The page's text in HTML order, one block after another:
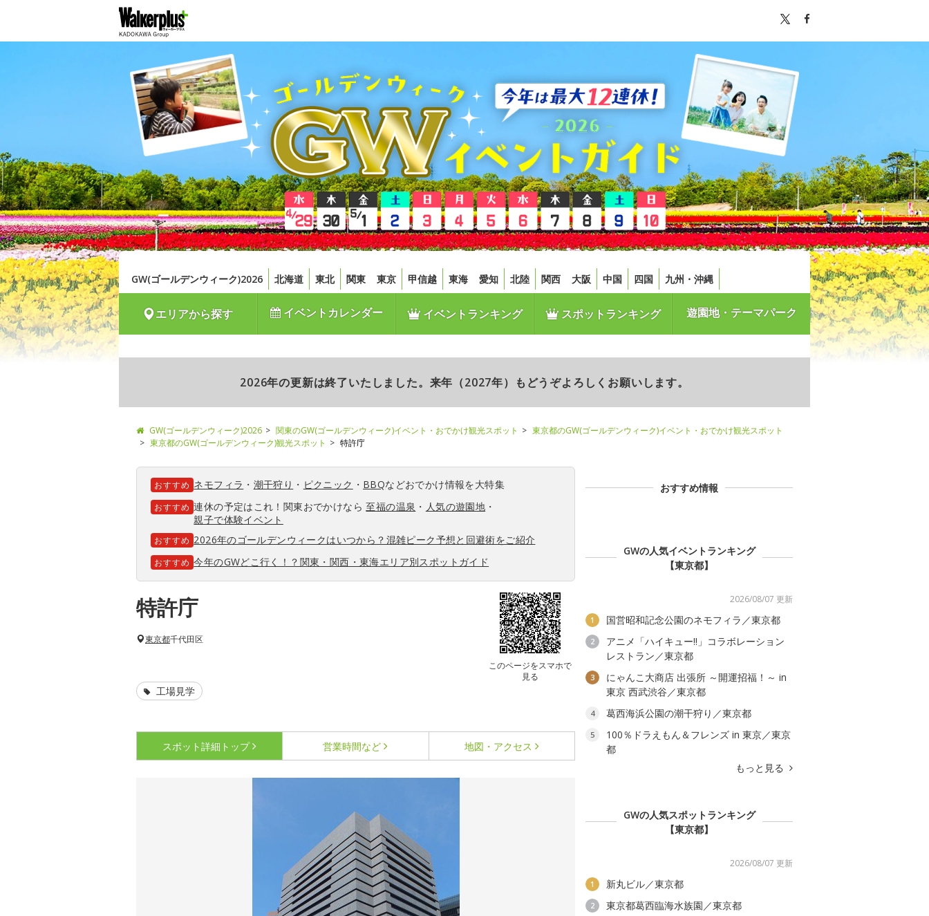
GW(ゴールデンウィーク)2026 北海道 東北 関東 東京 甲信越 東海 愛知 北陸 関西 大阪 中国 四国 九州・沖縄
エリアから探す イベントカレンダー イベントランキング スポットランキング 遊園地・テーマパーク
2026年の更新は終了いたしました。来年（2027年）もどうぞよろしくお願いします。
GW(ゴールデンウィーク)2026 関東のGW(ゴールデンウィーク)イベント・おでかけ観光スポット
東京都のGW(ゴールデンウィーク)イベント・おでかけ観光スポット
東京都のGW(ゴールデンウィーク)観光スポット
特許庁
おすすめ ネモフィラ ・ 潮干狩り ・ ピクニック ・ BBQなどおでかけ情報を大特集
おすすめ 連休の予定はこれ！関東おでかけなら至福の温泉 ・ 人気の遊園地 ・
親子で体験イベント
おすすめ 2026年のゴールデンウィークはいつから？混雑ピーク予想と回避術をご紹介
おすすめ 今年のGWどこ行く！？関東・関西・東海エリア別スポットガイド
特許庁
このページをスマホで
見る
東京都千代田区
工場見学
スポット詳細 トップ 営業時間など 地図・アクセス
おすすめ情報
GWの人気イベントランキング
【東京都】
2026/08/07 更新
1 国営昭和記念公園のネモフィラ／東京都
2
アニメ「ハイキュー!!」コラボレーション
レストラン／東京都
3
にゃんこ大商店 出張所 ～開運招福！～ in
東京 西武渋谷／東京都
4 葛西海浜公園の潮干狩り／東京都
5
100％ドラえもん＆フレンズ in 東京／東京
都
もっと見る
GWの人気スポットランキング
【東京都】
2026/08/07 更新
1 新丸ビル／東京都
2 東京都葛西臨海水族園／東京都